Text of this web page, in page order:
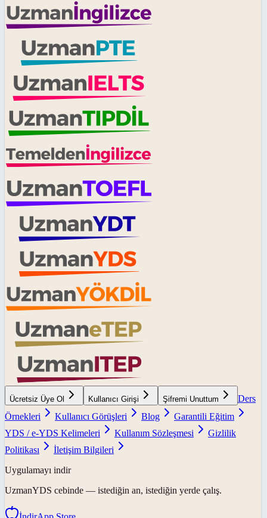
Ücretsiz Üye Ol Kullanıcı Girişi Şifremi Unuttum
Ders
Örnekleri
Kullanıcı Görüşleri Blog
Garantili Eğitim
YDS / e-YDS Kelimeleri
Kullanım Sözleşmesi
Gizlilik
Politikası
İletişim Bilgileri
Uygulamayı indir
UzmanYDS cebinde — istediğin an, istediğin yerde çalış.